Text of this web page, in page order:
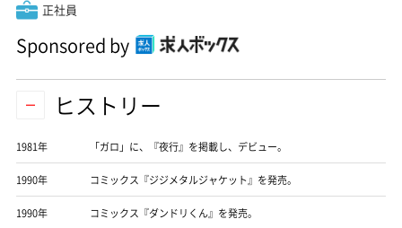
正社員
Sponsored by
ヒストリー
1981年 「ガロ」に、『夜行』を掲載し、デビュー。
1990年 コミックス『ジジメタルジャケット』を発売。
1990年 コミックス『ダンドリくん』を発売。